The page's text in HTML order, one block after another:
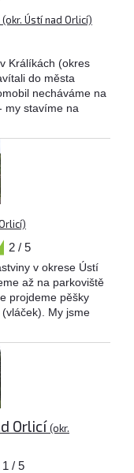
(okr. Ústí nad Orlicí)
Králíkách (okres
do města
necháváme na
my stavíme na
2 / 5
v okrese Ústí
až na parkoviště
projdeme pěšky
My jsme
Orlicí(okr.
1 / 5